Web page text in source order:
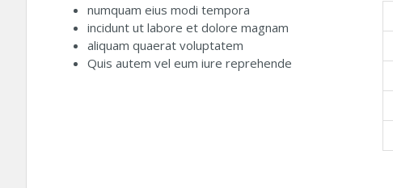
numquam eius modi tempora
incidunt ut labore et dolore magnam
aliquam quaerat voluptatem
Quis autem vel eum iure reprehende